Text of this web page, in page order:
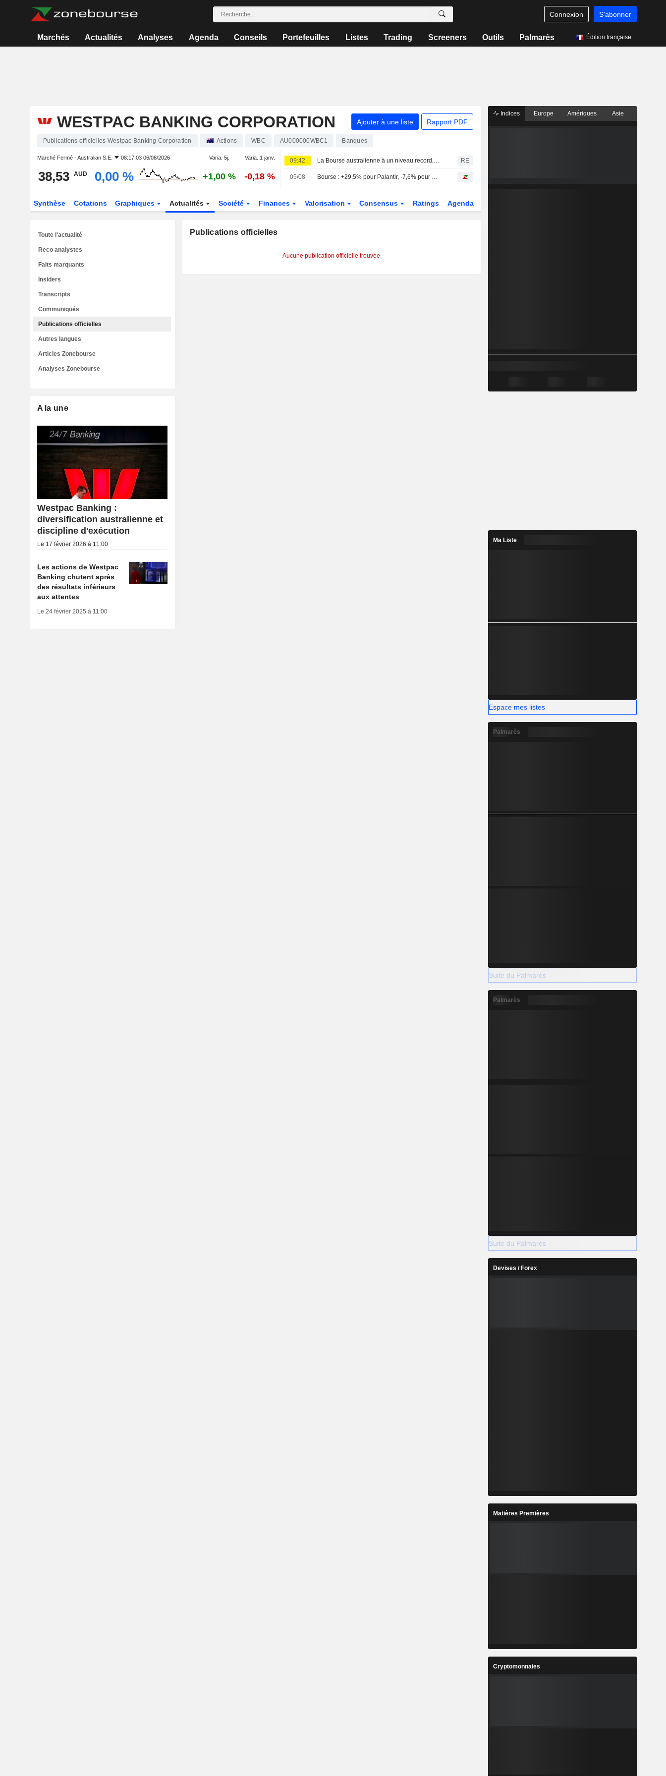
Connexion S'abonner
Marchés Actualités Analyses Agenda Conseils Portefeuilles Listes Trading Screeners Outils Palmarès Édition française
WESTPAC BANKING CORPORATION Ajouter à une liste Rapport PDF
Publications officielles Westpac Banking Corporation Actions WBC AU000000WBC1 Banques
Marché Fermé -Australian S.E. 08:17:03 06/08/2026 Varia. 5j. Varia. 1 janv.
38,53 AUD 0,00 % +1,00 % -0,18 %
09:42 La Bourse australienne à un niveau record, les investisseurs se protégeant de la volatilité liée à l'IA RE
05/08 Bourse : +29,5% pour Palantir, -7,6% pour SpaceX et une pluie de résultats
Synthèse Cotations Graphiques Actualités Société Finances Valorisation Consensus Ratings Agenda
Publications officielles
Aucune publication officielle trouvée
Toute l'actualité
Reco analystes
Faits marquants
Insiders
Transcripts
Communiqués
Publications officielles
Autres langues
Articles Zonebourse
Analyses Zonebourse
A la une
Westpac Banking :
diversification australienne et
discipline d'exécution
Le 17 février 2026 à 11:00
Les actions de Westpac
Banking chutent après
des résultats inférieurs
aux attentes
Le 24 février 2025 à 11:00
Indices Europe Amériques Asie
Ma Liste
Espace mes listes
Palmarès
Suite du Palmarès
Palmarès
Suite du Palmarès
Devises / Forex
Matières Premières
Cryptomonnaies